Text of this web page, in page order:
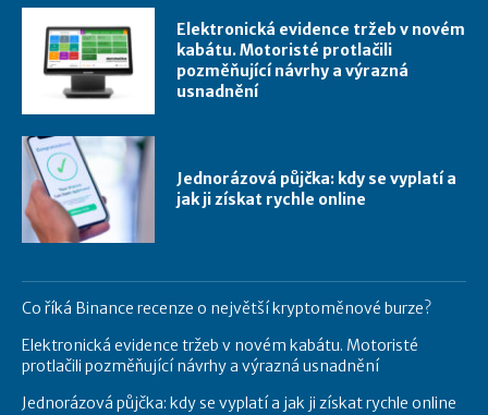
Elektronická evidence tržeb v novém
kabátu. Motoristé protlačili
pozměňující návrhy a výrazná
usnadnění
Jednorázová půjčka: kdy se vyplatí a
jak ji získat rychle online
Co říká Binance recenze o největší kryptoměnové burze?
Elektronická evidence tržeb v novém kabátu. Motoristé
protlačili pozměňující návrhy a výrazná usnadnění
Jednorázová půjčka: kdy se vyplatí a jak ji získat rychle online